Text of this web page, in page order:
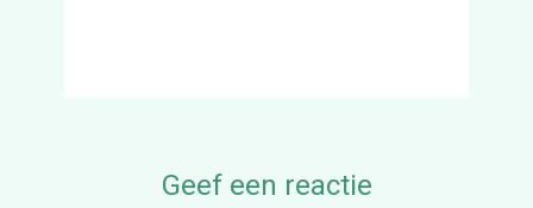
Geef een reactie